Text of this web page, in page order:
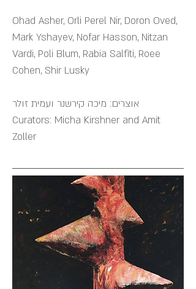
Ohad Asher, Orli Perel Nir, Doron Oved,
Mark Yshayev, Nofar Hasson, Nitzan
Vardi, Poli Blum, Rabia Salfiti, Roee
Cohen, Shir Lusky
אוצרים: מיכה קירשנר ועמית זולר
Curators: Micha Kirshner and Amit
Zoller